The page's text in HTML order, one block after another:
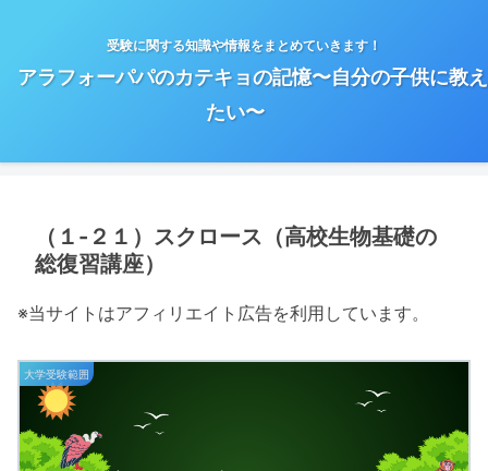
受験に関する知識や情報をまとめていきます！
アラフォーパパのカテキョの記憶〜自分の子供に教え
たい〜
（１-２１）スクロース（高校生物基礎の
総復習講座）
※当サイトはアフィリエイト広告を利用しています。
大学受験範囲